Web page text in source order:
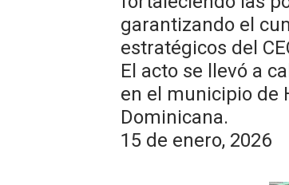
garantizando el
estratégicos del
El acto se llevó a
en el municipio de
Dominicana.
15 de enero, 2026